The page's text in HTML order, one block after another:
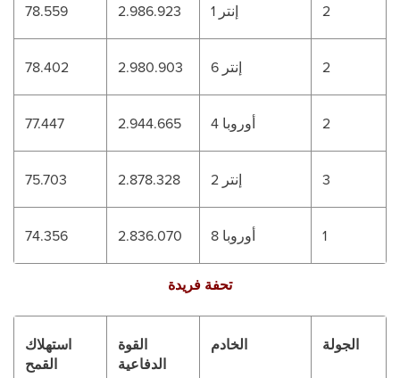
78.559 2.986.923 إنتر 1 2
78.402 2.980.903 إنتر 6 2
77.447 2.944.665 أوروبا 4 2
75.703 2.878.328 إنتر 2 3
74.356 2.836.070 أوروبا 8 1
تحفة فريدة
استهلاك
القمح
القوة
الدفاعية
الخادم الجولة